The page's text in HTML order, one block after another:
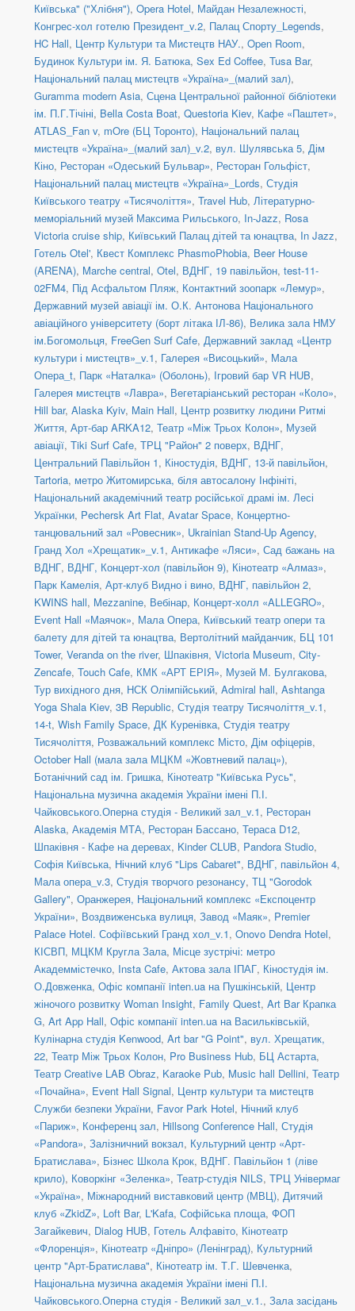
Київська" ("Хлібня"), Opera Hotel, Майдан Незалежності,
Конгрес-хол готелю Президент_v.2, Палац Спорту_Legends,
HC Hall, Центр Культури та Мистецтв НАУ., Open Room,
Будинок Культури ім. Я. Батюка, Sex Ed Coffee, Tusa Bar,
Національний палац мистецтв «Україна»_(малий зал),
Guramma modern Asia, Сцена Центральної районної бібліотеки
ім. П.Г.Тічіні, Bella Costa Boat, Questoria Kiev, Кафе «Паштет»,
ATLAS_Fan v, mOre (БЦ Торонто), Національний палац
мистецтв «Україна»_(малий зал)_v.2, вул. Шулявська 5, Дім
Кіно, Ресторан «Одеський Бульвар», Ресторан Гольфіст,
Національний палац мистецтв «Україна»_Lords, Студія
Київського театру «Тисячоліття», Travel Hub, Літературно-
меморіальний музей Максима Рильського, In-Jazz, Rosa
Victoria cruise ship, Київський Палац дітей та юнацтва, In Jazz,
Готель Otel', Квест Комплекс PhasmoPhobia, Beer House
(ARENA), Marche central, Otel, ВДНГ, 19 павільйон, test-11-
02FM4, Під Асфальтом Пляж, Контактний зоопарк «Лемур»,
Державний музей авіації ім. О.К. Антонова Національного
авіаційного університету (борт літака ІЛ-86), Велика зала НМУ
ім.Богомольця, FreeGen Surf Cafe, Державний заклад «Центр
культури і мистецтв»_v.1, Галерея «Висоцький», Мала
Опера_t, Парк «Наталка» (Оболонь), Ігровий бар VR HUB,
Галерея мистецтв «Лавра», Вегетаріанський ресторан «Коло»,
Hill bar, Alaska Kyiv, Main Hall, Центр розвитку людини Ритмі
Життя, Арт-бар ARKA12, Театр «Між Трьох Колон», Музей
авіації, Tiki Surf Cafe, ТРЦ "Район" 2 поверх, ВДНГ,
Центральний Павільйон 1, Кіностудія, ВДНГ, 13-й павільйон,
Tartoria, метро Житомирська, біля автосалону Інфініті,
Національний академічний театр російської драмі ім. Лесі
Українки, Pechersk Art Flat, Avatar Space, Концертно-
танцювальний зал «Ровесник», Ukrainian Stand-Up Agency,
Гранд Хол «Хрещатик»_v.1, Антикафе «Ляси», Сад бажань на
ВДНГ, ВДНГ, Концерт-хол (павільйон 9), Кінотеатр «Алмаз»,
Парк Камелія, Арт-клуб Видно і вино, ВДНГ, павільйон 2,
KWINS hall, Mezzanine, Вебінар, Концерт-холл «ALLEGRO»,
Event Hall «Маячок», Мала Опера, Київський театр опери та
балету для дітей та юнацтва, Вертолітний майданчик, БЦ 101
Tower, Veranda on the river, Шпаківня, Victoria Museum, City-
Zencafe, Touch Cafe, КМК «АРТ ЕРІЯ», Музей М. Булгакова,
Тур вихідного дня, НСК Олімпійський, Admiral hall, Ashtanga
Yoga Shala Kiev, 3B Republic, Студія театру Тисячоліття_v.1,
14-t, Wish Family Space, ДК Куренівка, Студія театру
Тисячоліття, Розважальний комплекс Місто, Дім офіцерів,
October Hall (мала зала МЦКМ «Жовтневий палац»),
Ботанічний сад ім. Гришка, Кінотеатр "Київська Русь",
Національна музична академія України імені П.І.
Чайковського.Оперна студія - Великий зал_v.1, Ресторан
Alaska, Академія МТА, Ресторан Бассано, Тераса D12,
Шпаківня - Кафе на деревах, Kinder CLUB, Pandora Studio,
Софія Київська, Нічний клуб "Lips Cabaret", ВДНГ, павільйон 4,
Мала опера_v.3, Студія творчого резонансу, ТЦ "Gorodok
Gallery", Оранжерея, Національний комплекс «Експоцентр
України», Воздвиженська вулиця, Завод «Маяк», Premier
Palace Hotel. Софіївський Гранд хол_v.1, Onovo Dendra Hotel,
КІСВП, МЦКМ Кругла Зала, Місце зустрічі: метро
Академмістечко, Insta Cafe, Актова зала ІПАГ, Кіностудія ім.
О.Довженка, Офіс компанії inten.ua на Пушкінській, Центр
жіночого розвитку Woman Insight, Family Quest, Art Bar Крапка
G, Art App Hall, Офіс компанії inten.ua на Васильківській,
Кулінарна студія Kenwood, Art bar "G Point", вул. Хрещатик,
22, Театр Між Трьох Колон, Pro Business Hub, БЦ Астарта,
Театр Creative LAB Obraz, Karaoke Pub, Music hall Dellini, Театр
«Почайна», Event Hall Signal, Центр культури та мистецтв
Служби безпеки України, Favor Park Hotel, Нічний клуб
«Париж», Конференц зал, Hillsong Conference Hall, Студія
«Pandora», Залізничний вокзал, Культурний центр «Арт-
Братислава», Бізнес Школа Крок, ВДНГ. Павільйон 1 (ліве
крило), Коворкінг «Зеленка», Театр-студія NILS, ТРЦ Універмаг
«Україна», Міжнародний виставковий центр (МВЦ), Дитячий
клуб «ZkidZ», Loft Bar, L'Kafa, Софійська площа, ФОП
Загайкевич, Dialog HUB, Готель Алфавіто, Кінотеатр
«Флоренція», Кінотеатр «Дніпро» (Ленінград), Культурний
центр "Арт-Братислава", Кінотеатр ім. Т.Г. Шевченка,
Національна музична академія України імені П.І.
Чайковського.Оперна студія - Великий зал_v.1., Зала засідань